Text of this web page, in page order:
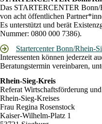
Das STARTERCENTER Bonn/
von acht öffentlichen
Es unterstützt und berät
Nummer: 0800 000 7386).
Startercenter Bonn/Rhein-
Interessenten können jederzeit
Beratungstermin vereinbaren,
Rhein-Sieg-Kreis
Referat Wirtschaftsförderung
Rhein-Sieg-Kreises
Frau Regina Rosenstock
Kaiser-Wilhelm-Platz 1